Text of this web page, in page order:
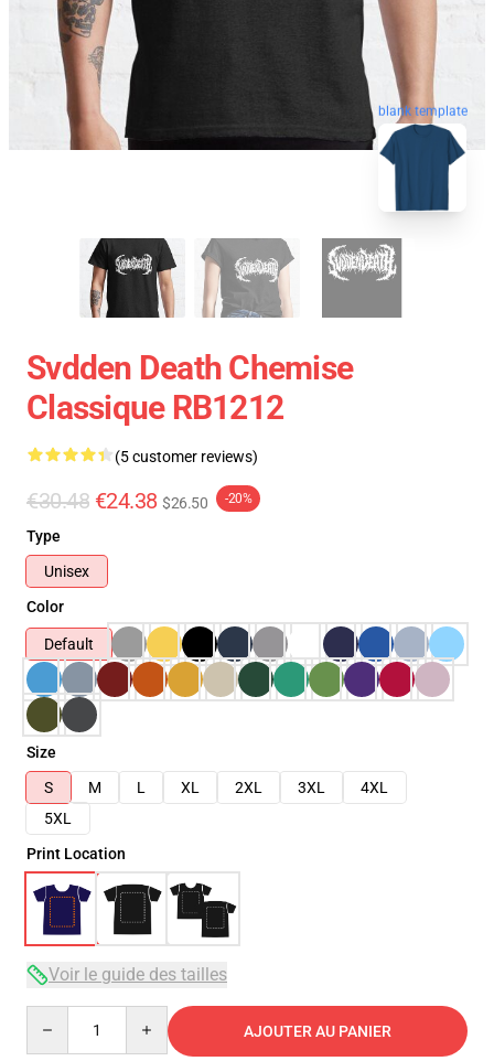
blank template
Svdden Death Chemise
Classique RB1212
(5 customer reviews)
€30.48 €24.38 $26.50 -20%
Type
Unisex
Color
Default
Size
S
M L XL 2XL 3XL
4XL
5XL
Print Location
Voir le guide des tailles
AJOUTER AU PANIER